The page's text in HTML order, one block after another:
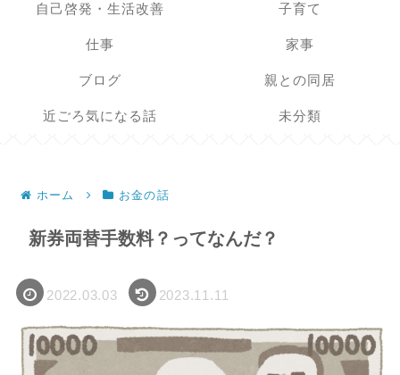
自己啓発・生活改善 子育て
仕事 家事
ブログ 親との同居
近ごろ気になる話 未分類
ホーム お金の話
新券両替手数料？ってなんだ？
2022.03.03 2023.11.11